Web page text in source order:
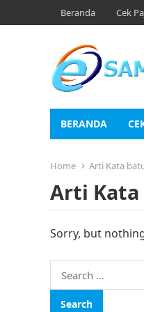
Beranda Cek
BERANDA
Home Arti Kata
Arti
Sorry, but
Search
for: